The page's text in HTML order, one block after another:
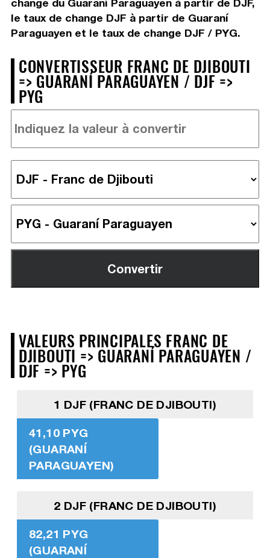
le taux de change DJF à partir de Guaraní
Paraguayen et le taux de change DJF / PYG.
CONVERTISSEUR FRANC DE DJIBOUTI
=> GUARANÍ PARAGUAYEN / DJF =>
PYG
VALEURS PRINCIPALES FRANC DE
DJIBOUTI => GUARANÍ PARAGUAYEN /
DJF => PYG
1 DJF (FRANC DE DJIBOUTI)
41,10 PYG
(GUARANÍ
PARAGUAYEN)
2 DJF (FRANC DE DJIBOUTI)
82,21 PYG
(GUARANÍ